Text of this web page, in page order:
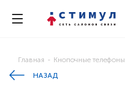
Главная - Кнопочные телефоны
НАЗАД